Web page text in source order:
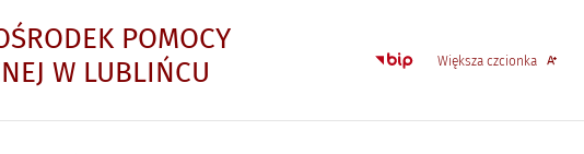
POMOCY
W LUBLIŃCU - Ogłoszenia o naborze
Strona główna -
Większa czcionka